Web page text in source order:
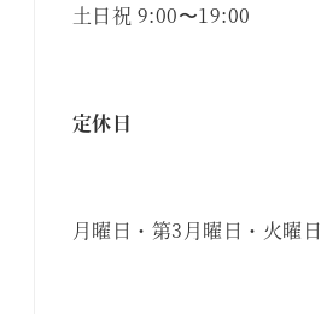
土日祝 9:00〜19:00
定休日
月曜日・第3月曜日・火曜日